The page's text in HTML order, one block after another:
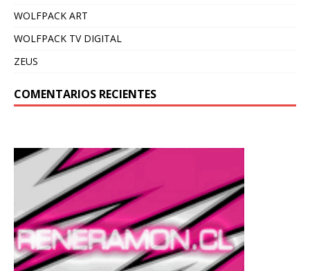
WOLFPACK ART
WOLFPACK TV DIGITAL
ZEUS
COMENTARIOS RECIENTES